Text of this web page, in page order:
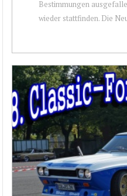
Bestimmungen
wieder stattfinden. Die